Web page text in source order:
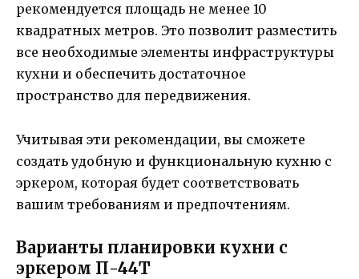
рекомендуется площадь не менее 10
квадратных метров. Это позволит разместить
все необходимые элементы инфраструктуры
кухни и обеспечить достаточное
пространство для передвижения.
Учитывая эти рекомендации, вы сможете
создать удобную и функциональную кухню с
эркером, которая будет соответствовать
вашим требованиям и предпочтениям.
Варианты планировки кухни с
эркером П-44Т